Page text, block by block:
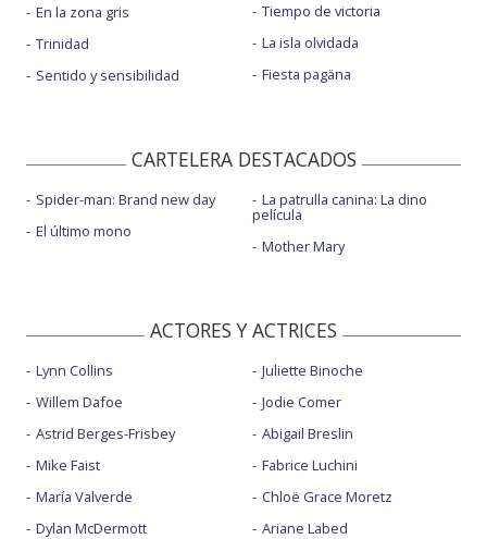
En la zona gris
Trinidad
Sentido y sensibilidad
Tiempo de victoria
La isla olvidada
Fiesta pagäna
CARTELERA DESTACADOS
Spider-man: Brand new day
El último mono
La patrulla canina: La dino
película
Mother Mary
ACTORES Y ACTRICES
Lynn Collins
Willem Dafoe
Astrid Berges-Frisbey
Mike Faist
María Valverde
Dylan McDermott
Juliette Binoche
Jodie Comer
Abigail Breslin
Fabrice Luchini
Chloë Grace Moretz
Ariane Labed